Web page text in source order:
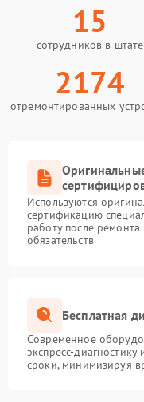
15
сотрудников в штате
2174
отремонтированных
Используются
сертификацию
работу после
обязательств
Бесплатная
Современное
экспресс-
сроки, минимизируя